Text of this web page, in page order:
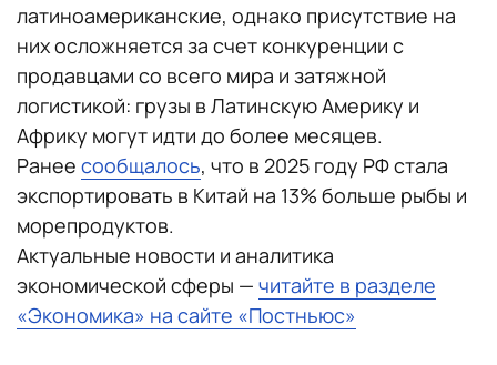
латиноамериканские, однако присутствие на
них осложняется за счет конкуренции с
продавцами со всего мира и затяжной
логистикой: грузы в Латинскую Америку и
Африку могут идти до более месяцев.
Ранее сообщалось, что в 2025 году РФ стала
экспортировать в Китай на 13% больше рыбы и
морепродуктов.
Актуальные новости и аналитика
экономической сферы — читайте в разделе
«Экономика» на сайте «Постньюс»